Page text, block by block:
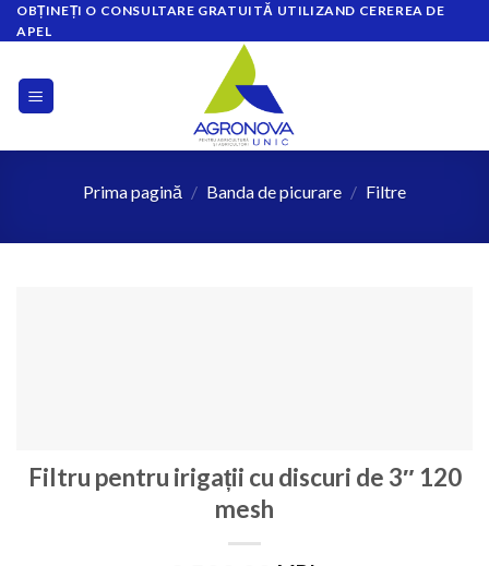
Skip
to
OBȚINEȚI O CONSULTARE GRATUITĂ UTILIZAND CEREREA DE
APEL
Prima pagină / Banda de picurare / Filtre
Filtru pentru irigații cu discuri de 3″ 120
mesh